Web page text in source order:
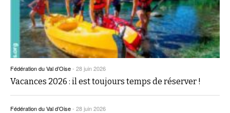
Fédération du Val d’Oise- 28 juin 2026
Vacances 2026 : il est toujours temps de réserver !
Fédération du Val d’Oise- 28 juin 2026